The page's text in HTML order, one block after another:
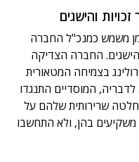
והישגים
משמש כמנכ"ל החברה
והישגים. החברה הצדיקה
בצמיחה המטאורית
המוסדיים התנגדו
שרירותית שלהם על
בהן, ולא התחשבו